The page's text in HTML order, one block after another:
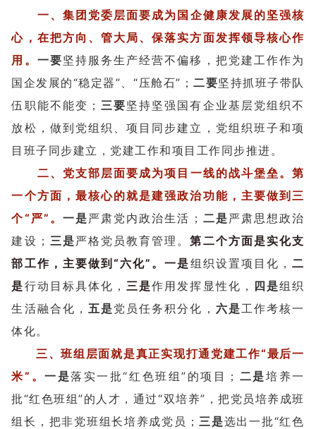
一、集团党委层面要成为国企健康发展的坚强核
心，在把方向、管大局、保落实方面发挥领导核心作
用。 一要坚持服务生产经营不偏移，把党建工作作为
国企发展的“稳定器”、“压舱石”；二要坚持抓班子带队
伍职能不能变； 三要坚持坚强国有企业基层党组织不
放松，做到党组织、项目同步建立，党组织班子和项
目班子同步建立，党建工作和项目工作同步推进。
二、党支部层面要成为项目一线的战斗堡垒。第
一个方面，最核心的就是建强政治功能，主要做到三
个“严”。 一是严肃党内政治生活； 二是严肃思想政治
建设； 三是严格党员教育管理。第二个方面是实化支
部工作，主要做到“六化”。一是组织设置项目化，二
是行动目标具体化， 三是作用发挥显性化， 四是组织
生活融合化， 五是党员任务积分化， 六是工作考核一
体化。
三、班组层面就是真正实现打通党建工作“最后一
米”。一是落实一批“红色班组”的项目； 二是培养一
批“红色班组”的人才，通过“双培养”，把党员培养成班
组长，把非党班组长培养成党员； 三是选出一批“红色